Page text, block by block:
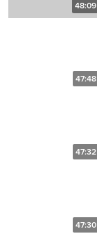
48:09
47:48
47:32
47:30